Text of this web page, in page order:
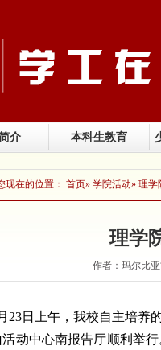
介 本科生教育
现在的位置： 首页» 学院活动» 理学
理学
作者：玛尔比
23日上午，我校自主培养
动中心南报告厅顺利举